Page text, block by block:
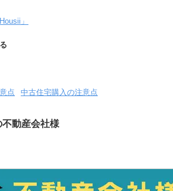
」
点
中古住宅購入の注意点
動産会社様